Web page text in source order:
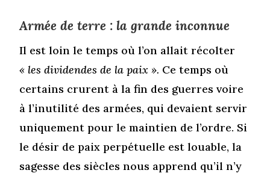
Armée de terre : la grande inconnue
Il est loin le temps où l’on allait récolter
« les dividendes de la paix ». Ce temps où
certains crurent à la fin des guerres voire
à l’inutilité des armées, qui devaient servir
uniquement pour le maintien de l’ordre. Si
le désir de paix perpétuelle est louable, la
sagesse des siècles nous apprend qu’il n’y